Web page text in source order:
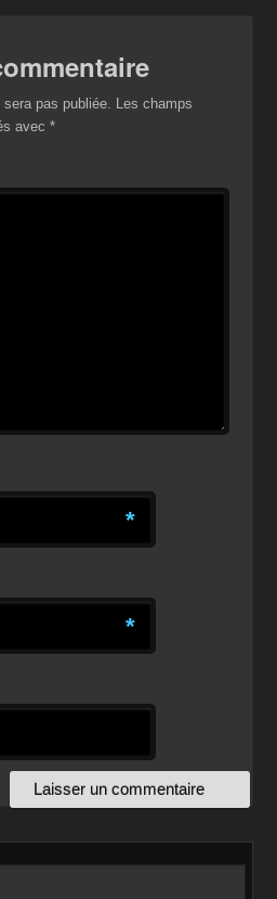
pas publiée. Les champs
avec*
*
*